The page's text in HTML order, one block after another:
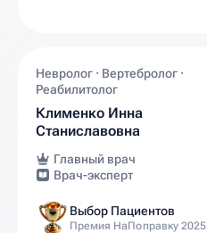
Невролог · Вертебролог ·
Реабилитолог
Клименко Инна
Станиславовна
Главный врач
Врач-эксперт
Выбор Пациентов
Премия НаПоправку 2025